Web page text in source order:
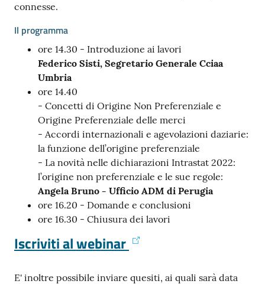
ti
Seguici
connesse.
Il programma
ore 14.30 - Introduzione ai lavori
Federico Sisti, Segretario Generale Cciaa
Umbria
ore 14.40
- Concetti di Origine Non Preferenziale e
Origine Preferenziale delle merci
- Accordi internazionali e agevolazioni daziarie:
la funzione dell’origine preferenziale
- La novità nelle dichiarazioni Intrastat 2022:
l’origine non preferenziale e le sue regole:
Angela Bruno - Ufficio ADM di Perugia
ore 16.20 - Domande e conclusioni
ore 16.30 - Chiusura dei lavori
Iscriviti al webinar
E' inoltre possibile inviare quesiti, ai quali sarà data